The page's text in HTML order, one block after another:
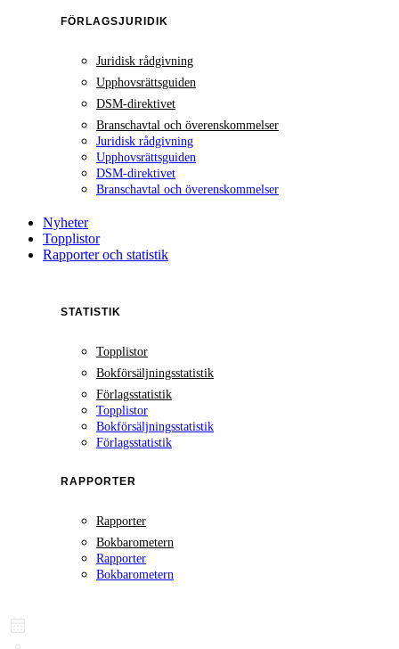
FÖRLAGSJURIDIK
Juridisk rådgivning
Upphovsrättsguiden
DSM-direktivet
Branschavtal och överenskommelser
Juridisk rådgivning
Upphovsrättsguiden
DSM-direktivet
Branschavtal och överenskommelser
Nyheter
Topplistor
Rapporter och statistik
STATISTIK
Topplistor
Bokförsäljningsstatistik
Förlagsstatistik
Topplistor
Bokförsäljningsstatistik
Förlagsstatistik
RAPPORTER
Rapporter
Bokbarometern
Rapporter
Bokbarometern